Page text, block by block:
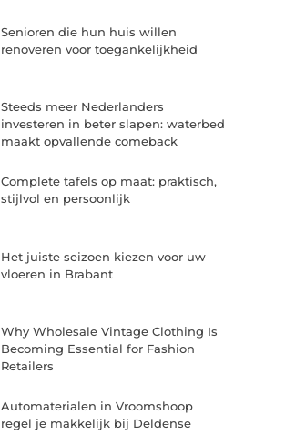
Senioren die hun huis willen
renoveren voor toegankelijkheid
Steeds meer Nederlanders
investeren in beter slapen: waterbed
maakt opvallende comeback
Complete tafels op maat: praktisch,
stijlvol en persoonlijk
Het juiste seizoen kiezen voor uw
vloeren in Brabant
Why Wholesale Vintage Clothing Is
Becoming Essential for Fashion
Retailers
Automaterialen in Vroomshoop
regel je makkelijk bij Deldense